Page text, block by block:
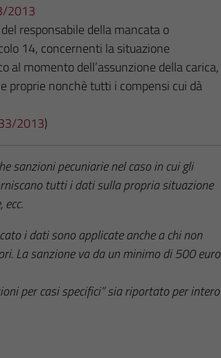
2013
responsabile della mancata o
14, concernenti la situazione
al momento dell’assunzione della carica,
proprie nonchè tutti i compensi cui dà
2013)
sanzioni pecuniarie nel caso in cui gli
tutti i dati sulla propria situazione
i dati sono applicate anche a chi non
La sanzione va da un minimo di 500 euro
per casi specifici” sia riportato per intero